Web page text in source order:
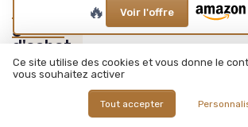
guides
d'achat
🔥 Voir l'offre
Ce site utilise des cookies et vous donne le
vous souhaitez activer
Tout accepter